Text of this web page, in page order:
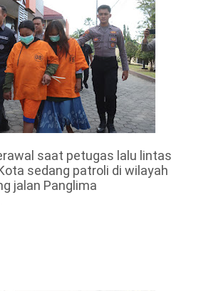
saat petugas lalu lintas
sedang patroli di wilayah
jalan Panglima